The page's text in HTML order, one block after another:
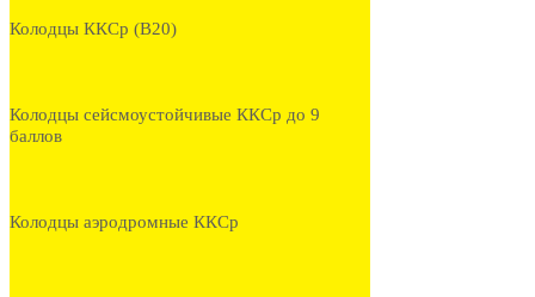
Колодцы ККСр (В20)
Колодцы сейсмоустойчивые ККСр до 9
баллов
Колодцы аэродромные ККСр